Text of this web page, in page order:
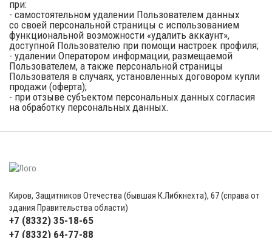
при:
- самостоятельном удалении Пользователем данных
со своей персональной страницы с использованием
функциональной возможности «удалить аккаунт»,
доступной Пользователю при помощи настроек профиля;
- удалении Оператором информации, размещаемой
Пользователем, а также персональной страницы
Пользователя в случаях, установленных договором купли
продажи (оферта);
- при отзыве субъектом персональных данных согласия
на обработку персональных данных.
Киров, Защитников Отечества (бывшая К.Либкнехта), 67 (справа от
здания Правительства области)
+7 (8332) 35-18-65
+7 (8332) 64-77-88